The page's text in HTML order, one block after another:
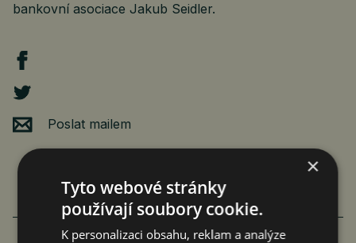
bankovní asociace Jakub Seidler.
Poslat mailem
VÍCE ČLÁNKŮ O EKONOMICE
×
Tyto webové stránky
používají soubory cookie.
K personalizaci obsahu, reklam a analýze